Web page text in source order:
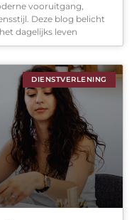
vooruitgang,
Deze blog belicht
dagelijks leven
DIENSTVERLENING